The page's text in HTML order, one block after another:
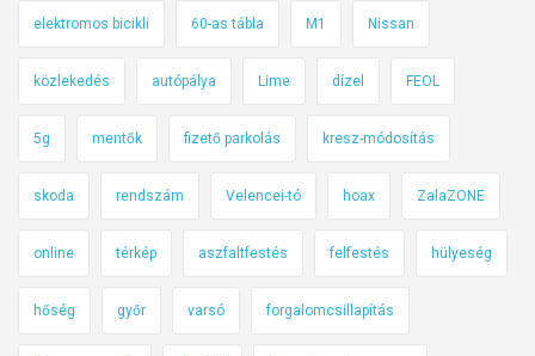
elektromos bicikli 60-as tábla M1 Nissan
közlekedés autópálya Lime dízel FEOL
5g mentők fizető parkolás kresz-módosítás
skoda rendszám Velencei-tó hoax ZalaZONE
online térkép aszfaltfestés felfestés hülyeség
hőség győr varsó forgalomcsillapítás